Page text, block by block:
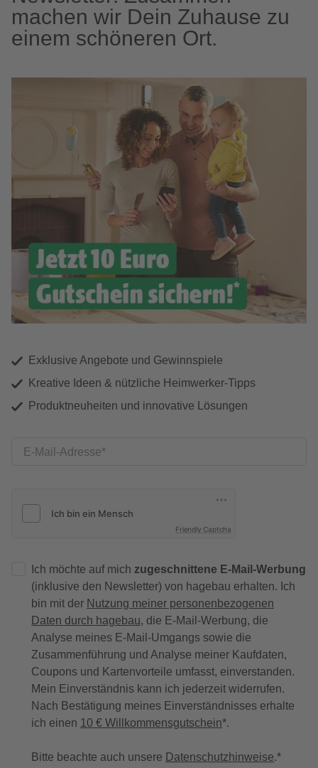
machen wir Dein Zuhause zu
einem schöneren Ort.
Exklusive Angebote und Gewinnspiele
Kreative Ideen & nützliche Heimwerker-Tipps
Produktneuheiten und innovative Lösungen
E-Mail-Adresse
Friendly Captcha
Ich möchte auf mich zugeschnittene E-Mail-Werbung
(inklusive den Newsletter) von hagebau erhalten. Ich
bin mit der Nutzung meiner personenbezogenen
Daten durch hagebau, die E-Mail-Werbung, die
Analyse meines E-Mail-Umgangs sowie die
Zusammenführung und Analyse meiner Kaufdaten,
Coupons und Kartenvorteile umfasst, einverstanden.
Mein Einverständnis kann ich jederzeit widerrufen.
Nach Bestätigung meines Einverständnisses erhalte
ich einen 10 € Willkommensgutschein*.
Bitte beachte auch unsere Datenschutzhinweise.